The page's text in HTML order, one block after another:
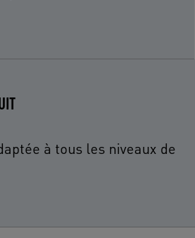
à tous les niveaux de